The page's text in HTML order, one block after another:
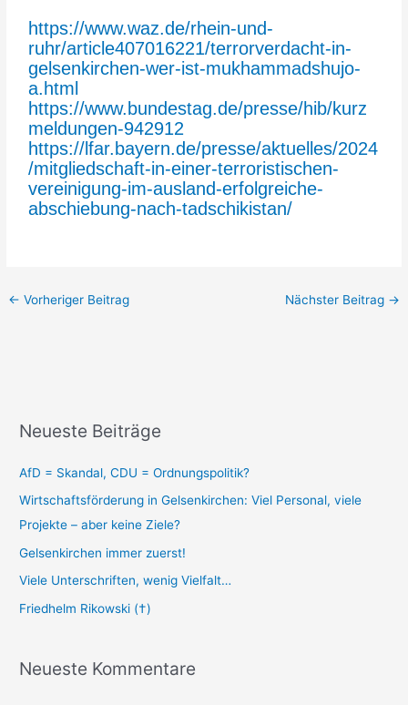
https://www.waz.de/rhein-und-
ruhr/article407016221/terrorverdacht-in-
gelsenkirchen-wer-ist-mukhammadshujo-
a.html
https://www.bundestag.de/presse/hib/kurz
meldungen-942912
https://lfar.bayern.de/presse/aktuelles/2024
/mitgliedschaft-in-einer-terroristischen-
vereinigung-im-ausland-erfolgreiche-
abschiebung-nach-tadschikistan/
← Vorheriger Beitrag Nächster Beitrag →
Neueste Beiträge
AfD = Skandal, CDU = Ordnungspolitik?
Wirtschaftsförderung in Gelsenkirchen: Viel Personal, viele
Projekte – aber keine Ziele?
Gelsenkirchen immer zuerst!
Viele Unterschriften, wenig Vielfalt…
Friedhelm Rikowski (†)
Neueste Kommentare